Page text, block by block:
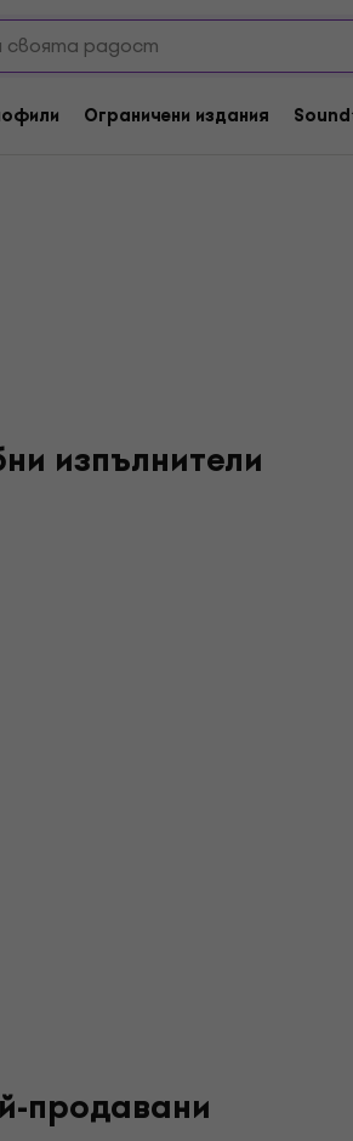
Ограничени издания
изпълнители
продавани